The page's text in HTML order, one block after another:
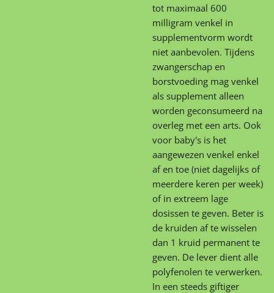
tot maximaal 600
milligram venkel in
supplementvorm wordt
niet aanbevolen. Tijdens
zwangerschap en
borstvoeding mag venkel
als supplement alleen
worden geconsumeerd na
overleg met een arts. Ook
voor baby's is het
aangewezen venkel enkel
af en toe (niet dagelijks of
meerdere keren per week)
of in extreem lage
dosissen te geven. Beter is
de kruiden af te wisselen
dan 1 kruid permanent te
geven. De lever dient alle
polyfenolen te verwerken.
In een steeds giftiger